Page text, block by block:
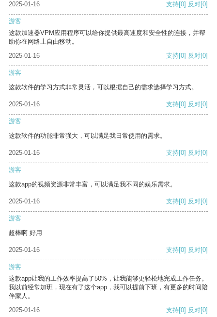
2025-01-16
支持[0] 反对[0]
游客
这款加速器VPM应用程序可以给你提供最高速度和安全性的连接，并帮
助你在网络上自由移动。
2025-01-16
支持[0] 反对[0]
游客
这款软件的学习方式非常灵活，可以根据自己的需求选择学习方式。
2025-01-16 支持[0] 反对[0]
游客
这款软件的功能非常强大，可以满足我日常使用的需求。
2025-01-16 支持[0] 反对[0]
游客
这款app的视频资源非常丰富，可以满足我不同的娱乐需求。
2025-01-16 支持[0] 反对[0]
游客
超棒啊 好用
2025-01-16 支持[0] 反对[0]
游客
这款app让我的工作效率提高了50%，让我能够更轻松地完成工作任务。
我以前经常加班，现在有了这个app，我可以提前下班，有更多的时间陪
伴家人。
2025-01-16
支持[0] 反对[0]